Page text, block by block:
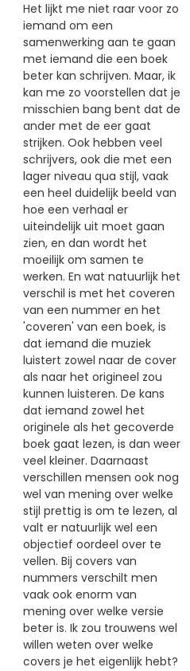
Het lijkt me niet raar voor zo
iemand om een
samenwerking aan te gaan
met iemand die een boek
beter kan schrijven. Maar, ik
kan me zo voorstellen dat je
misschien bang bent dat de
ander met de eer gaat
strijken. Ook hebben veel
schrijvers, ook die met een
lager niveau qua stijl, vaak
een heel duidelijk beeld van
hoe een verhaal er
uiteindelijk uit moet gaan
zien, en dan wordt het
moeilijk om samen te
werken. En wat natuurlijk het
verschil is met het coveren
van een nummer en het
'coveren' van een boek, is
dat iemand die muziek
luistert zowel naar de cover
als naar het origineel zou
kunnen luisteren. De kans
dat iemand zowel het
originele als het gecoverde
boek gaat lezen, is dan weer
veel kleiner. Daarnaast
verschillen mensen ook nog
wel van mening over welke
stijl prettig is om te lezen, al
valt er natuurlijk wel een
objectief oordeel over te
vellen. Bij covers van
nummers verschilt men
vaak ook enorm van
mening over welke versie
beter is. Ik zou trouwens wel
willen weten over welke
covers je het eigenlijk hebt?